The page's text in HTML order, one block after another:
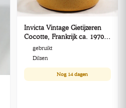
Invicta Vintage Gietijzeren
Cocotte, Frankrijk ca. 1970–
1985gebruikt
Dilsen
Nog 14 dagen